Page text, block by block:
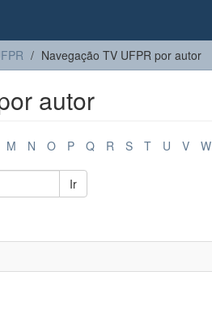
Navegação TV UFPR por autor
autor
M N O P Q R S T U V W
Ir